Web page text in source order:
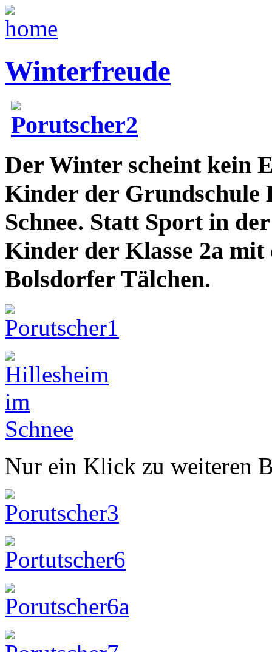
Winterfreude
Der Winter scheint kein
Kinder der Grundschule
Schnee. Statt Sport in
Kinder der Klasse 2a mit
Bolsdorfer Tälchen.
Nur ein Klick zu weiteren